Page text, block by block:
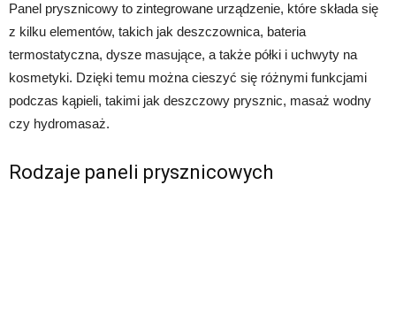
Panel prysznicowy to zintegrowane urządzenie, które składa się
z kilku elementów, takich jak deszczownica, bateria
termostatyczna, dysze masujące, a także półki i uchwyty na
kosmetyki. Dzięki temu można cieszyć się różnymi funkcjami
podczas kąpieli, takimi jak deszczowy prysznic, masaż wodny
czy hydromasaż.
Rodzaje paneli prysznicowych